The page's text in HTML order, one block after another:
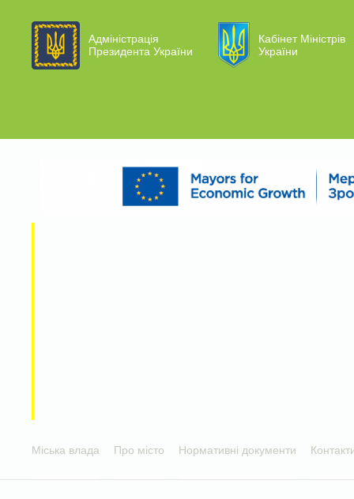
Адміністрація
Президента України
Кабінет Міністрів
України
Міська влада Про місто Нормативні документи